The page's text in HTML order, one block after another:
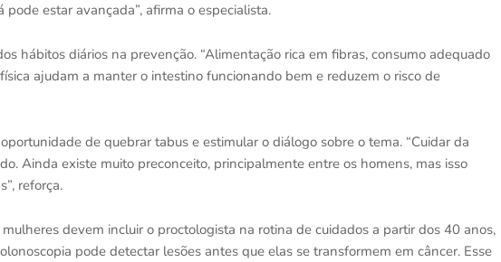
estar avançada”, afirma o especialista.
hábitos diários na prevenção. “Alimentação rica em fibras, consumo adequado
ajudam a manter o intestino funcionando bem e reduzem o risco de
de quebrar tabus e estimular o diálogo sobre o tema. “Cuidar da
Ainda existe muito preconceito, principalmente entre os homens, mas isso
reforça.
devem incluir o proctologista na rotina de cuidados a partir dos 40 anos,
pode detectar lesões antes que elas se transformem em câncer. Esse